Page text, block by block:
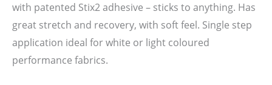
with patented Stix2 adhesive – sticks to anything. Has
great stretch and recovery, with soft feel. Single step
application ideal for white or light coloured
performance fabrics.